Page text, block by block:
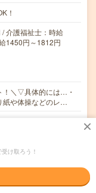
！
介護福祉士：時給
1450円～1812円
！＼▽具体的には…・
紙や体操などのレ…
ブランクOK★履歴書
会保険完備＼…
け取ろう！